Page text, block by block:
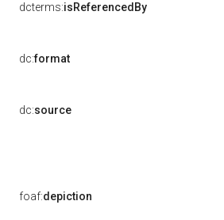
dcterms:isReferencedBy
dc:format
dc:source
foaf:depiction